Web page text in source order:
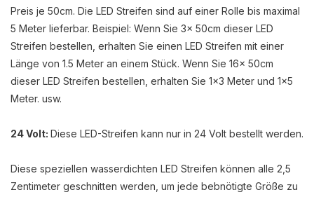
Preis je 50cm. Die LED Streifen sind auf einer Rolle bis maximal
5 Meter lieferbar. Beispiel: Wenn Sie 3x 50cm dieser LED
Streifen bestellen, erhalten Sie einen LED Streifen mit einer
Länge von 1.5 Meter an einem Stück. Wenn Sie 16x 50cm
dieser LED Streifen bestellen, erhalten Sie 1x3 Meter und 1x5
Meter. usw.
24 Volt: Diese LED-Streifen kann nur in 24 Volt bestellt werden.
Diese speziellen wasserdichten LED Streifen können alle 2,5
Zentimeter geschnitten werden, um jede bebnötigte Größe zu